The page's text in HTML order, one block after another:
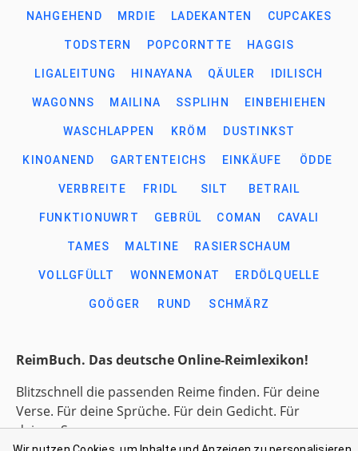
NAHGEHEND MRDIE LADEKANTEN CUPCAKES
TODSTERN POPCORNTTE HAGGIS
LIGALEITUNG HINAYANA QÄULER IDILISCH
WAGONNS MAILINA SSPLIHN EINBEHIEHEN
WASCHLAPPEN KRÖM DUSTINKST
KINOANEND GARTENTEICHS EINKÄUFE ÖDDE
VERBREITE FRIDL SILT BETRAIL
FUNKTIONUWRT GEBRÜL COMAN CAVALI
TAMES MALTINE RASIERSCHAUM
VOLLGFÜLLT WONNEMONAT ERDÖLQUELLE
GOÖGER RUND SCHMÄRZ
ReimBuch. Das deutsche Online-Reimlexikon!
Blitzschnell die passenden Reime finden. Für deine
Verse. Für deine Sprüche. Für dein Gedicht. Für
deinen Song.